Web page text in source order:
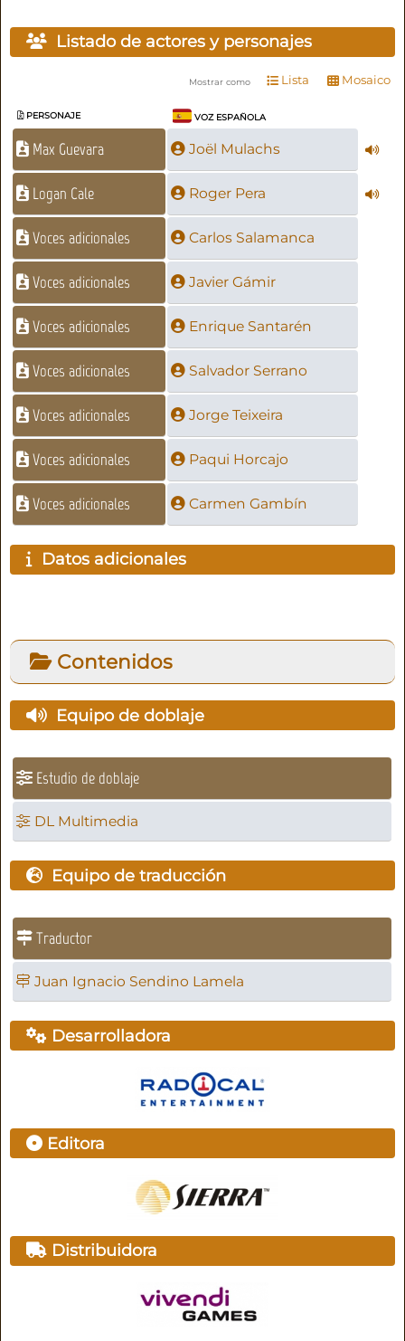
Listado de actores y personajes
Mostrar como Lista Mosaico
PERSONAJE VOZ ESPAÑOLA
Max Guevara Joël Mulachs
Logan Cale Roger Pera
Voces adicionales Carlos Salamanca
Voces adicionales Javier Gámir
Voces adicionales Enrique Santarén
Voces adicionales Salvador Serrano
Voces adicionales Jorge Teixeira
Voces adicionales Paqui Horcajo
Voces adicionales Carmen Gambín
Datos adicionales
Contenidos
Equipo de doblaje
Estudio de doblaje
DL Multimedia
Equipo de traducción
Traductor
Juan Ignacio Sendino Lamela
Desarrolladora
Editora
Distribuidora